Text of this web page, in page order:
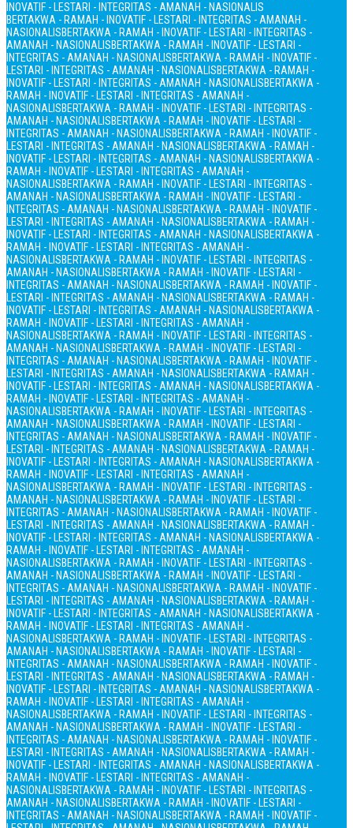
INOVATIF - LESTARI - INTEGRITAS - AMANAH - NASIONALIS
BERTAKWA - RAMAH - INOVATIF - LESTARI - INTEGRITAS - AMANAH -
NASIONALISBERTAKWA - RAMAH - INOVATIF - LESTARI - INTEGRITAS -
AMANAH - NASIONALISBERTAKWA - RAMAH - INOVATIF - LESTARI -
INTEGRITAS - AMANAH - NASIONALISBERTAKWA - RAMAH - INOVATIF -
LESTARI - INTEGRITAS - AMANAH - NASIONALISBERTAKWA - RAMAH -
INOVATIF - LESTARI - INTEGRITAS - AMANAH - NASIONALISBERTAKWA -
RAMAH - INOVATIF - LESTARI - INTEGRITAS - AMANAH -
NASIONALISBERTAKWA - RAMAH - INOVATIF - LESTARI - INTEGRITAS -
AMANAH - NASIONALISBERTAKWA - RAMAH - INOVATIF - LESTARI -
INTEGRITAS - AMANAH - NASIONALISBERTAKWA - RAMAH - INOVATIF -
LESTARI - INTEGRITAS - AMANAH - NASIONALISBERTAKWA - RAMAH -
INOVATIF - LESTARI - INTEGRITAS - AMANAH - NASIONALISBERTAKWA -
RAMAH - INOVATIF - LESTARI - INTEGRITAS - AMANAH -
NASIONALISBERTAKWA - RAMAH - INOVATIF - LESTARI - INTEGRITAS -
AMANAH - NASIONALISBERTAKWA - RAMAH - INOVATIF - LESTARI -
INTEGRITAS - AMANAH - NASIONALISBERTAKWA - RAMAH - INOVATIF -
LESTARI - INTEGRITAS - AMANAH - NASIONALISBERTAKWA - RAMAH -
INOVATIF - LESTARI - INTEGRITAS - AMANAH - NASIONALISBERTAKWA -
RAMAH - INOVATIF - LESTARI - INTEGRITAS - AMANAH -
NASIONALISBERTAKWA - RAMAH - INOVATIF - LESTARI - INTEGRITAS -
AMANAH - NASIONALISBERTAKWA - RAMAH - INOVATIF - LESTARI -
INTEGRITAS - AMANAH - NASIONALISBERTAKWA - RAMAH - INOVATIF -
LESTARI - INTEGRITAS - AMANAH - NASIONALISBERTAKWA - RAMAH -
INOVATIF - LESTARI - INTEGRITAS - AMANAH - NASIONALISBERTAKWA -
RAMAH - INOVATIF - LESTARI - INTEGRITAS - AMANAH -
NASIONALISBERTAKWA - RAMAH - INOVATIF - LESTARI - INTEGRITAS -
AMANAH - NASIONALISBERTAKWA - RAMAH - INOVATIF - LESTARI -
INTEGRITAS - AMANAH - NASIONALISBERTAKWA - RAMAH - INOVATIF -
LESTARI - INTEGRITAS - AMANAH - NASIONALISBERTAKWA - RAMAH -
INOVATIF - LESTARI - INTEGRITAS - AMANAH - NASIONALISBERTAKWA -
RAMAH - INOVATIF - LESTARI - INTEGRITAS - AMANAH -
NASIONALISBERTAKWA - RAMAH - INOVATIF - LESTARI - INTEGRITAS -
AMANAH - NASIONALISBERTAKWA - RAMAH - INOVATIF - LESTARI -
INTEGRITAS - AMANAH - NASIONALISBERTAKWA - RAMAH - INOVATIF -
LESTARI - INTEGRITAS - AMANAH - NASIONALISBERTAKWA - RAMAH -
INOVATIF - LESTARI - INTEGRITAS - AMANAH - NASIONALISBERTAKWA -
RAMAH - INOVATIF - LESTARI - INTEGRITAS - AMANAH -
NASIONALISBERTAKWA - RAMAH - INOVATIF - LESTARI - INTEGRITAS -
AMANAH - NASIONALISBERTAKWA - RAMAH - INOVATIF - LESTARI -
INTEGRITAS - AMANAH - NASIONALISBERTAKWA - RAMAH - INOVATIF -
LESTARI - INTEGRITAS - AMANAH - NASIONALISBERTAKWA - RAMAH -
INOVATIF - LESTARI - INTEGRITAS - AMANAH - NASIONALISBERTAKWA -
RAMAH - INOVATIF - LESTARI - INTEGRITAS - AMANAH -
NASIONALISBERTAKWA - RAMAH - INOVATIF - LESTARI - INTEGRITAS -
AMANAH - NASIONALISBERTAKWA - RAMAH - INOVATIF - LESTARI -
INTEGRITAS - AMANAH - NASIONALISBERTAKWA - RAMAH - INOVATIF -
LESTARI - INTEGRITAS - AMANAH - NASIONALISBERTAKWA - RAMAH -
INOVATIF - LESTARI - INTEGRITAS - AMANAH - NASIONALISBERTAKWA -
RAMAH - INOVATIF - LESTARI - INTEGRITAS - AMANAH -
NASIONALISBERTAKWA - RAMAH - INOVATIF - LESTARI - INTEGRITAS -
AMANAH - NASIONALISBERTAKWA - RAMAH - INOVATIF - LESTARI -
INTEGRITAS - AMANAH - NASIONALISBERTAKWA - RAMAH - INOVATIF -
LESTARI - INTEGRITAS - AMANAH - NASIONALISBERTAKWA - RAMAH -
INOVATIF - LESTARI - INTEGRITAS - AMANAH - NASIONALISBERTAKWA -
RAMAH - INOVATIF - LESTARI - INTEGRITAS - AMANAH -
NASIONALISBERTAKWA - RAMAH - INOVATIF - LESTARI - INTEGRITAS -
AMANAH - NASIONALISBERTAKWA - RAMAH - INOVATIF - LESTARI -
INTEGRITAS - AMANAH - NASIONALISBERTAKWA - RAMAH - INOVATIF -
LESTARI - INTEGRITAS - AMANAH - NASIONALISBERTAKWA - RAMAH -
INOVATIF - LESTARI - INTEGRITAS - AMANAH - NASIONALISBERTAKWA -
RAMAH - INOVATIF - LESTARI - INTEGRITAS - AMANAH -
NASIONALISBERTAKWA - RAMAH - INOVATIF - LESTARI - INTEGRITAS -
AMANAH - NASIONALISBERTAKWA - RAMAH - INOVATIF - LESTARI -
INTEGRITAS - AMANAH - NASIONALISBERTAKWA - RAMAH - INOVATIF -